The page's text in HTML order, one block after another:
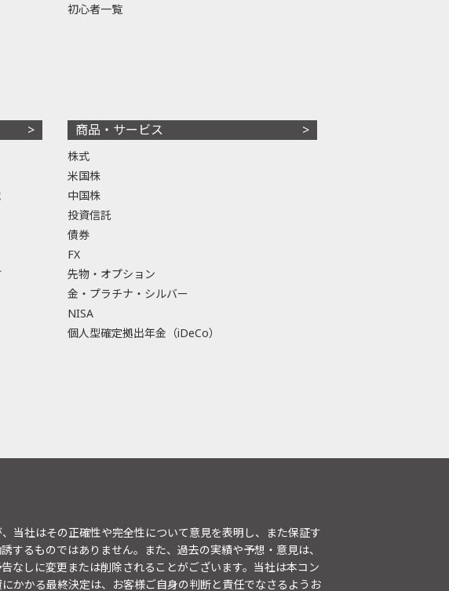
初心者一覧
商品・サービス
株式
米国株
中国株
投資信託
債券
FX
先物・オプション
金・プラチナ・シルバー
NISA
個人型確定拠出年金（iDeCo）
当社はその正確性や完全性について意見を表明し、また保証す
るものではありません。また、過去の実績や予想・意見は、
なしに変更または削除されることがございます。当社は本コン
かかる最終決定は、お客様ご自身の判断と責任でなさるようお